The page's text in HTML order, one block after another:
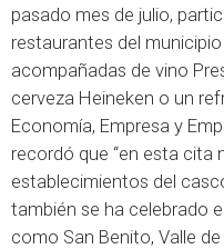
pasado mes de julio,
restaurantes del
acompañadas de vino
cerveza Heineken o un
Economía, Empresa y
recordó que “en esta cita
establecimientos del
también se ha celebrado
como San Benito, Valle